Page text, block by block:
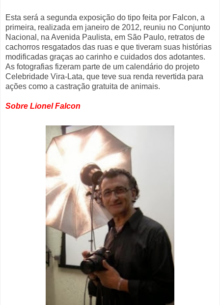
Esta será a segunda exposição do tipo feita por Falcon, a
primeira, realizada em janeiro de 2012, reuniu no Conjunto
Nacional, na Avenida Paulista, em São Paulo, retratos de
cachorros resgatados das ruas e que tiveram suas histórias
modificadas graças ao carinho e cuidados dos adotantes.
As fotografias fizeram parte de um calendário do projeto
Celebridade Vira-Lata, que teve sua renda revertida para
ações como a castração gratuita de animais.
Sobre Lionel Falcon